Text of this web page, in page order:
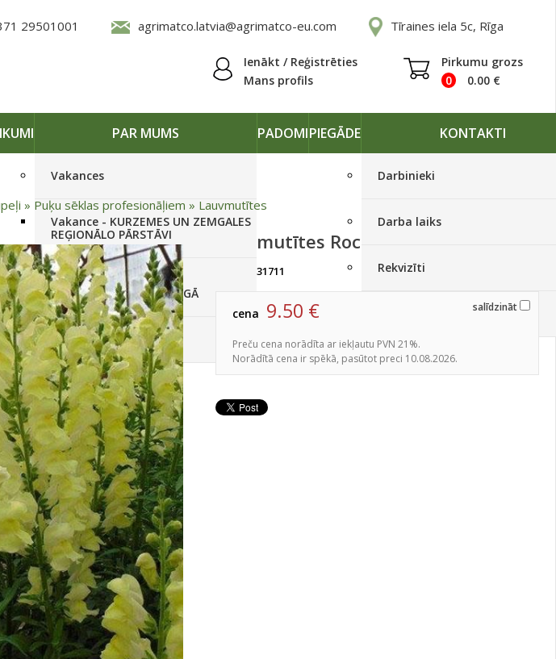
29501001 agrimatco.latvia@agrimatco-eu.com Tīraines iela 5c, Rīga
Ienākt / Reģistrēties
Mans profils
Pirkumu grozs
0
0.00 €
PAR MUMS
Vakances
Vakance - KURZEMES UN ZEMGALES
REĢIONĀLO PĀRSTĀVI
Vakance - NOLIKTAVAS
STRĀDNIEKU VEIKALĀ RĪGĀ
Pieteikties jaunumiem
PADOMIPIEGĀDE KONTAKTI
Darbinieki
Darba laiks
Rekvizīti
» Puķu sēklas profesionāļiem » Lauvmutītes
Lauvmutītes Rocket Lemon 1000s
artikuls:31711
salīdzināt
cena 9.50 €
Preču cena norādīta ar iekļautu PVN 21%.
Norādītā cena ir spēkā, pasūtot preci 10.08.2026.